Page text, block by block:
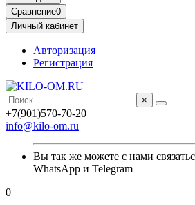
Сравнение0
Личный кабинет
Авторизация
Регистрация
×
+7(901)570-70-20
info@kilo-om.ru
Вы так же можете с нами
WhatsApp и Telegram
0